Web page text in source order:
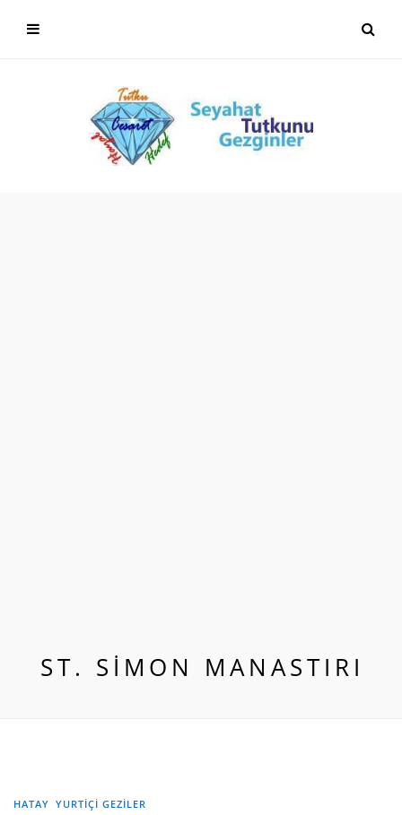
ST. SIMON MANASTIRI
HATAY YURTIÇI GEZILER